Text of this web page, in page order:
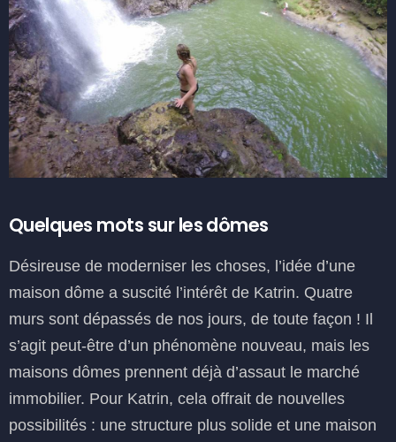
Quelques mots sur les dômes
Désireuse de moderniser les choses, l’idée d’une
maison dôme a suscité l’intérêt de Katrin. Quatre
murs sont dépassés de nos jours, de toute façon ! Il
s’agit peut-être d’un phénomène nouveau, mais les
maisons dômes prennent déjà d’assaut le marché
immobilier. Pour Katrin, cela offrait de nouvelles
possibilités : une structure plus solide et une maison